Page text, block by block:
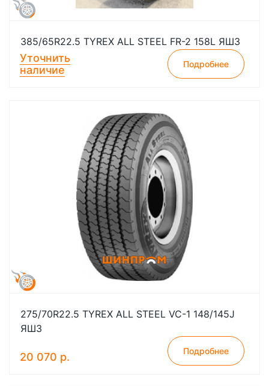
385/65R22.5 TYREX ALL STEEL FR-2 158L ЯШЗ
Уточнить
наличие
Подробнее
275/70R22.5 TYREX ALL STEEL VC-1 148/145J
ЯШЗ
20 070 р. Подробнее